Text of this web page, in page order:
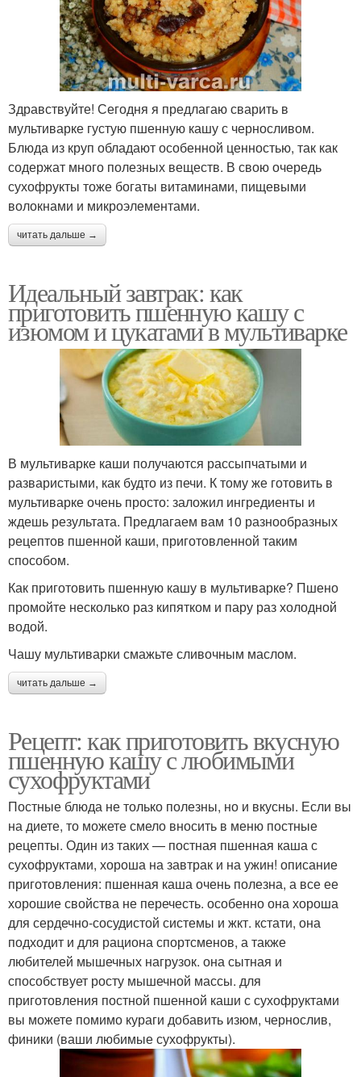
Здравствуйте! Сегодня я предлагаю сварить в
мультиварке густую пшенную кашу с черносливом.
Блюда из круп обладают особенной ценностью, так как
содержат много полезных веществ. В свою очередь
сухофрукты тоже богаты витаминами, пищевыми
волокнами и микроэлементами.
читать дальше →
Идеальный завтрак: как
приготовить пшенную кашу с
изюмом и цукатами в мультиварке
В мультиварке каши получаются рассыпчатыми и
разваристыми, как будто из печи. К тому же готовить в
мультиварке очень просто: заложил ингредиенты и
ждешь результата. Предлагаем вам 10 разнообразных
рецептов пшенной каши, приготовленной таким
способом.
Как приготовить пшенную кашу в мультиварке? Пшено
промойте несколько раз кипятком и пару раз холодной
водой.
Чашу мультиварки смажьте сливочным маслом.
читать дальше →
Рецепт: как приготовить вкусную
пшенную кашу с любимыми
сухофруктами
Постные блюда не только полезны, но и вкусны. Если вы
на диете, то можете смело вносить в меню постные
рецепты. Один из таких — постная пшенная каша с
сухофруктами, хороша на завтрак и на ужин! описание
приготовления: пшенная каша очень полезна, а все ее
хорошие свойства не перечесть. особенно она хороша
для сердечно-сосудистой системы и жкт. кстати, она
подходит и для рациона спортсменов, а также
любителей мышечных нагрузок. она сытная и
способствует росту мышечной массы. для
приготовления постной пшенной каши с сухофруктами
вы можете помимо кураги добавить изюм, чернослив,
финики (ваши любимые сухофрукты).